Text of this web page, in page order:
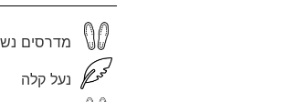
מדרסים
נעל קלה